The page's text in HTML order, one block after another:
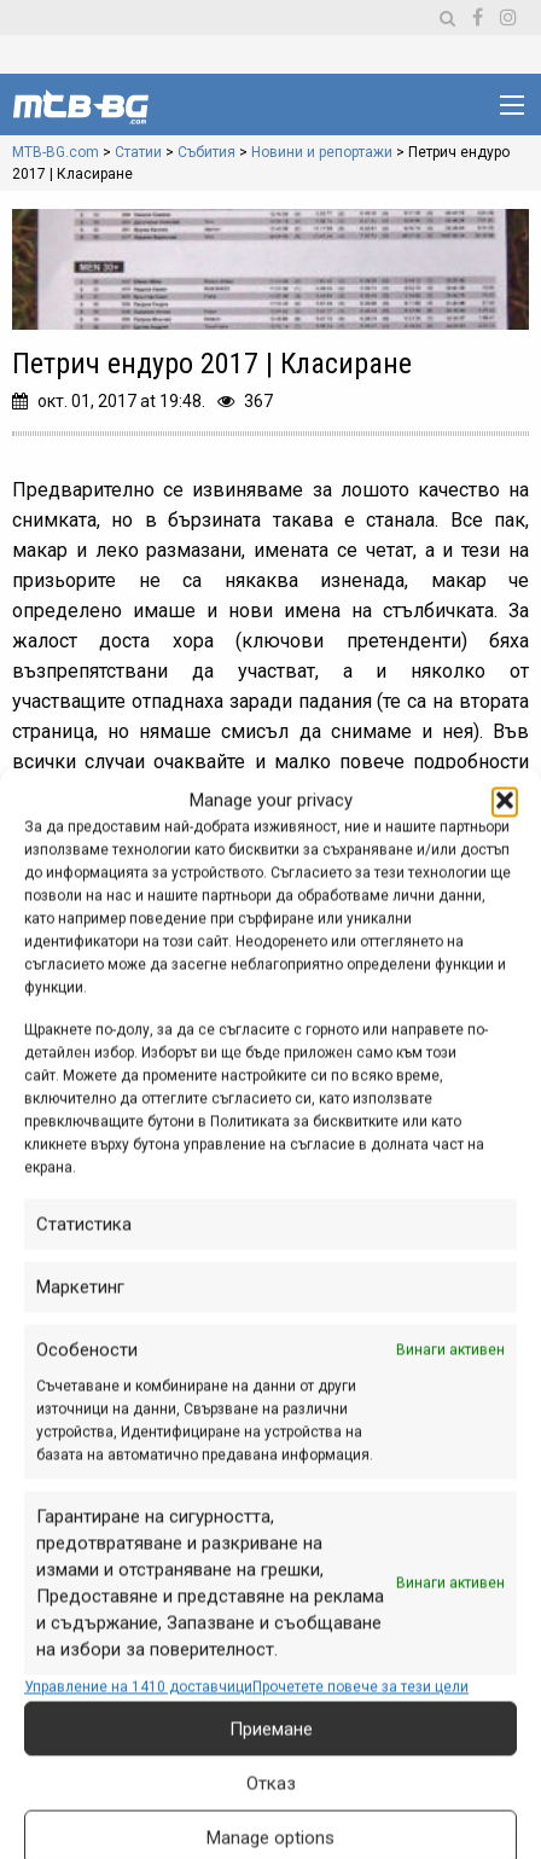
Manage your privacy
За да предоставим най-добрата изживяност, ние и нашите партньори
използваме технологии като бисквитки за съхраняване и/или достъп
до информацията за устройството. Съгласието за тези технологии ще
позволи на нас и нашите партньори да обработваме лични данни,
като например поведение при сърфиране или уникални
идентификатори на този сайт. Неодоренето или оттеглянето на
съгласието може да засегне неблагоприятно определени функции и
функции.
Щракнете по-долу, за да се съгласите с горното или направете по-
детайлен избор. Изборът ви ще бъде приложен само към този
сайт. Можете да промените настройките си по всяко време,
включително да оттеглите съгласието си, като използвате
превключващите бутони в Политиката за бисквитките или като
кликнете върху бутона управление на съгласие в долната част на
екрана.
Статистика
Маркетинг
Особености Винаги активен
Съчетаване и комбиниране на данни от други
източници на данни, Свързване на различни
устройства, Идентифициране на устройства на
базата на автоматично предавана информация.
Гарантиране на сигурността,
предотвратяване и разкриване на
измами и отстраняване на грешки,
Предоставяне и представяне на реклама
и съдържание, Запазване и съобщаване
на избори за поверителност.
Винаги активен
Управление на 1410 доставчициПрочетете повече за тези цели
Приемане
Отказ
Manage options
MTB-BG.com > Статии > Събития > Новини и репортажи > Петрич ендуро
2017 | Класиране
Петрич ендуро 2017 | Класиране
окт. 01, 2017 at 19:48. 367
Предварително се извиняваме за лошото качество на
снимката, но в бързината такава е станала. Все пак,
макар и леко размазани, имената се четат, а и тези на
призьорите не са някаква изненада, макар че
определено имаше и нови имена на стълбичката. За
жалост доста хора (ключови претенденти) бяха
възпрепятствани да участват, а и няколко от
участващите отпаднаха заради падания (те са на втората
страница, но нямаше смисъл да снимаме и нея). Във
всички случаи очаквайте и малко повече подробности
от нас в следващите дни, защото има какво да се каже
за първото ендуро състезание в Петрич!
Реклама
Етикети:Беласица,Виво,Иван Колев,Конгур,Мария
Василева,Милан Димов,Петрич,Петрич Ендуро,
павлов,стефан седефчев,събития
Навигация
Предишна Следваща
СЕКЦИИ
Продукти
Специализирано